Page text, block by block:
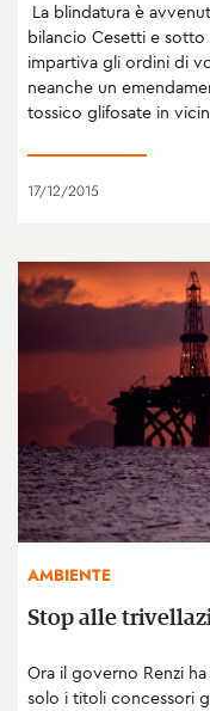
La blindatura è
bilancio Cesetti e
impartiva gli ordini di
neanche un
tossico glifosate in
17/12/2015
AMBIENTE
Stop alle
Ora il governo Renzi
solo i titoli concessori